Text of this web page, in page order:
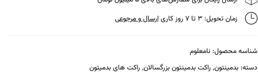
زمان تحویل: ۳ تا ۷ روز کاری
ارسال و مرجوعی
شناسه محصول:نامعلوم
دسته:بدمینتون, راکت بدمینتون بزرگسالان, راکت های بدمیتون